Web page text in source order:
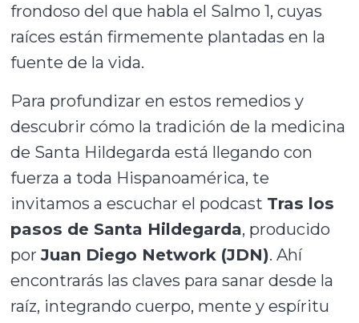
frondoso del que habla el Salmo 1, cuyas
raíces están firmemente plantadas en la
fuente de la vida.
Para profundizar en estos remedios y
descubrir cómo la tradición de la medicina
de Santa Hildegarda está llegando con
fuerza a toda Hispanoamérica, te
invitamos a escuchar el podcast Tras los
pasos de Santa Hildegarda, producido
porJuan Diego Network (JDN). Ahí
encontrarás las claves para sanar desde la
raíz, integrando cuerpo, mente y espíritu